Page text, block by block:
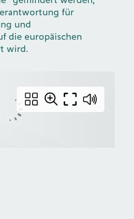
für
und
die europäischen
wird.